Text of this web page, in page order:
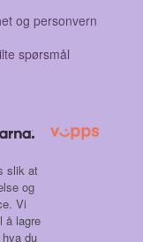
og personvern
spørsmål
slik at
og
Vi
å lagre
du